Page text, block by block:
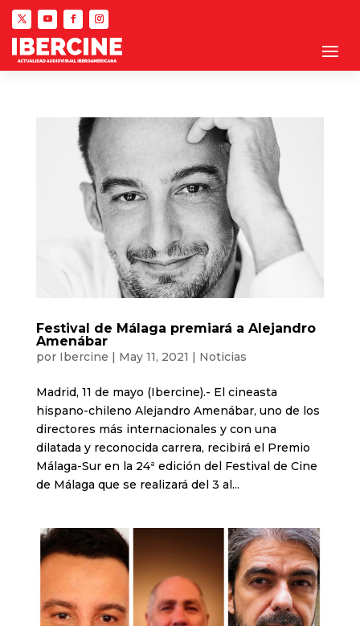
Festival de Málaga premiará a Alejandro
Amenábar
por Ibercine | May 11, 2021 | Noticias
Madrid, 11 de mayo (Ibercine).- El cineasta
hispano-chileno Alejandro Amenábar, uno de los
directores más internacionales y con una
dilatada y reconocida carrera, recibirá el Premio
Málaga-Sur en la 24ª edición del Festival de Cine
de Málaga que se realizará del 3 al...